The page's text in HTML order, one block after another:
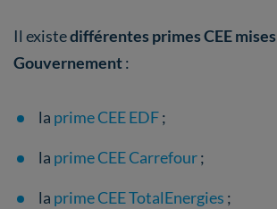
Il existedifférentes primes CEE
Gouvernement:
la prime CEE EDF;
la prime CEE Carrefour;
la prime CEE TotalEnergies ;